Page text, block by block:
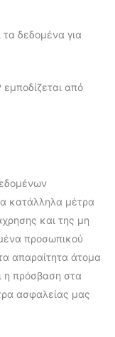
τα δεδομένα για
από
κατάλληλα μέτρα
και της μη
προσωπικού
απαραίτητα άτομα
η πρόσβαση στα
ασφαλείας μας